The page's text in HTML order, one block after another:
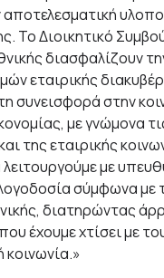
αποτελεσματική
Το Διοικητικό
διασφαλίζουν
εταιρικής
συνεισφορά στην
με γνώμονα
της εταιρικής
λειτουργούμε με
σύμφωνα με
διατηρώντας
έχουμε χτίσει με
κοινωνία.»